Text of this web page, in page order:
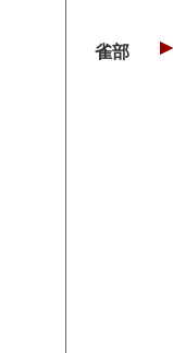
雀部